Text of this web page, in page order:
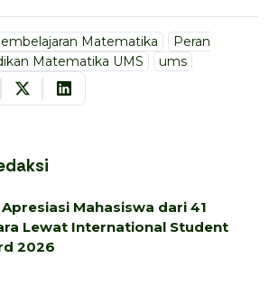
Matematika
Peran
Matematika UMS ums
Apresiasi Mahasiswa dari 41
Lewat International Student
2026